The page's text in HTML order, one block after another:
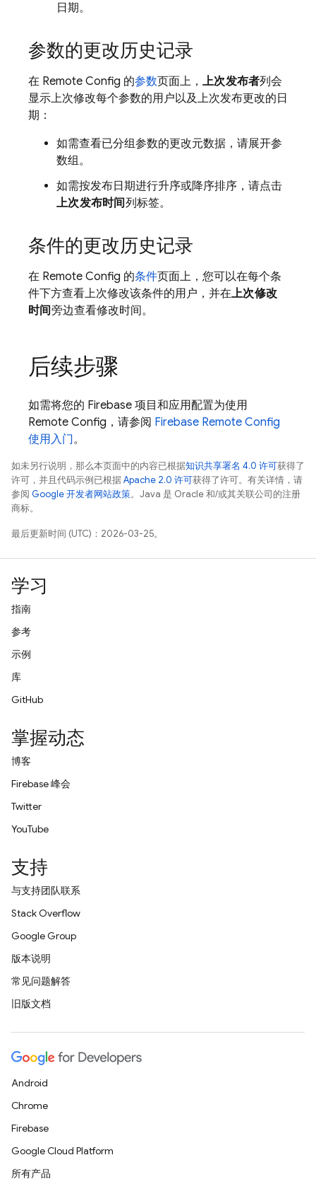
日期。
参数的更改历史记录
在 Remote Config 的参数页面上， 上次发布者列会
显示上次修改每个参数的用户以及上次发布更改的日
期：
如需查看已分组参数的更改元数据，请展开参
数组。
如需按发布日期进行升序或降序排序，请点击
上次发布时间列标签。
条件的更改历史记录
在 Remote Config 的条件页面上，您可以在每个条
件下方查看上次修改该条件的用户，并在上次修改
时间旁边查看修改时间。
后续步骤
如需将您的 Firebase 项目和应用配置为使用
Remote Config ，请参阅 Firebase Remote Config
使用入门。
如未另行说明，那么本页面中的内容已根据知识共享署名 4.0 许可获得了
许可，并且代码示例已根据Apache 2.0 许可获得了许可。有关详情，请
参阅 Google 开发者网站政策。Java 是 Oracle 和/或其关联公司的注册
商标。
最后更新时间 (UTC)：2026-03-25。
学习
指南
参考
示例
库
GitHub
掌握动态
博客
Firebase 峰会
Twitter
YouTube
支持
与支持团队联系
Stack Overflow
Google Group
版本说明
常见问题解答
旧版文档
Android
Chrome
Firebase
Google Cloud Platform
所有产品